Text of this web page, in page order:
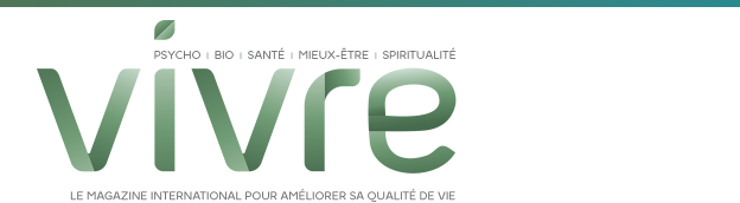
Aller au menu principal
Aller au contenu principal